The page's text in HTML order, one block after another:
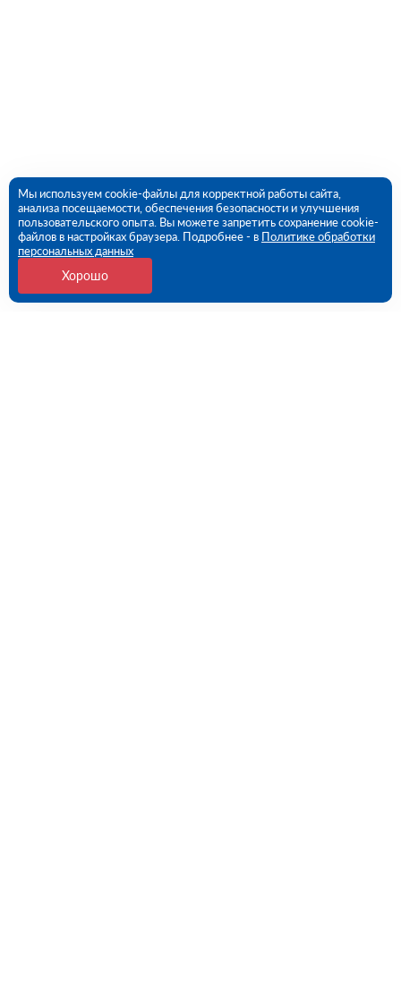
Мы используем cookie-файлы для корректной работы сайта,
анализа посещаемости, обеспечения безопасности и улучшения
пользовательского опыта. Вы можете запретить сохранение cookie-
файлов в настройках браузера. Подробнее - в Политике обработки
персональных данных
Хорошо